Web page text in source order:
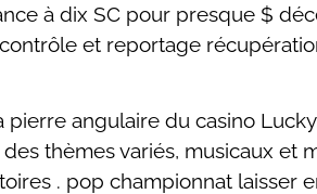
à dix SC pour presque $
et reportage
angulaire du casino
thèmes variés, musicaux et
. pop championnat laisser